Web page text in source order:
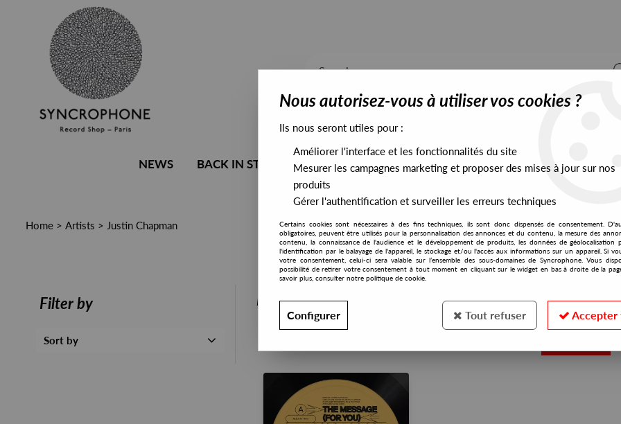
NEWS BACK IN STOCK ALL STOCK EXCLUSIVES PRESALES EXCLUSIVES
Home > Artists > Justin Chapman
Filter by
Sort by
PRESALES EXCLUSIVES
Nous autorisez-vous à utiliser vos cookies ?
Ils nous seront utiles pour :
Améliorer l'interface et les fonctionnalités du site
Mesurer les campagnes marketing et proposer des mises à jour sur nos
produits
Gérer l'authentification et surveiller les erreurs techniques
Certains cookies sont nécessaires à des fins techniques, ils sont donc dispensés de consentement.
obligatoires, peuvent être utilisés pour la personnalisation des annonces et du contenu, la mesure des
contenu, la connaissance de l'audience et le développement de produits, les données de géolocalisation
l'identification par le balayage de l'appareil, le stockage et/ou l'accès aux informations sur un appareil. Si
votre consentement, celui-ci sera valable sur l’ensemble des sous-domaines de Syncrophone. Vous
possibilité de retirer votre consentement à tout moment en cliquant sur le widget en bas à droite de la
savoir plus, consulter notre politique de cookie.
Configurer Tout refuser Accepter